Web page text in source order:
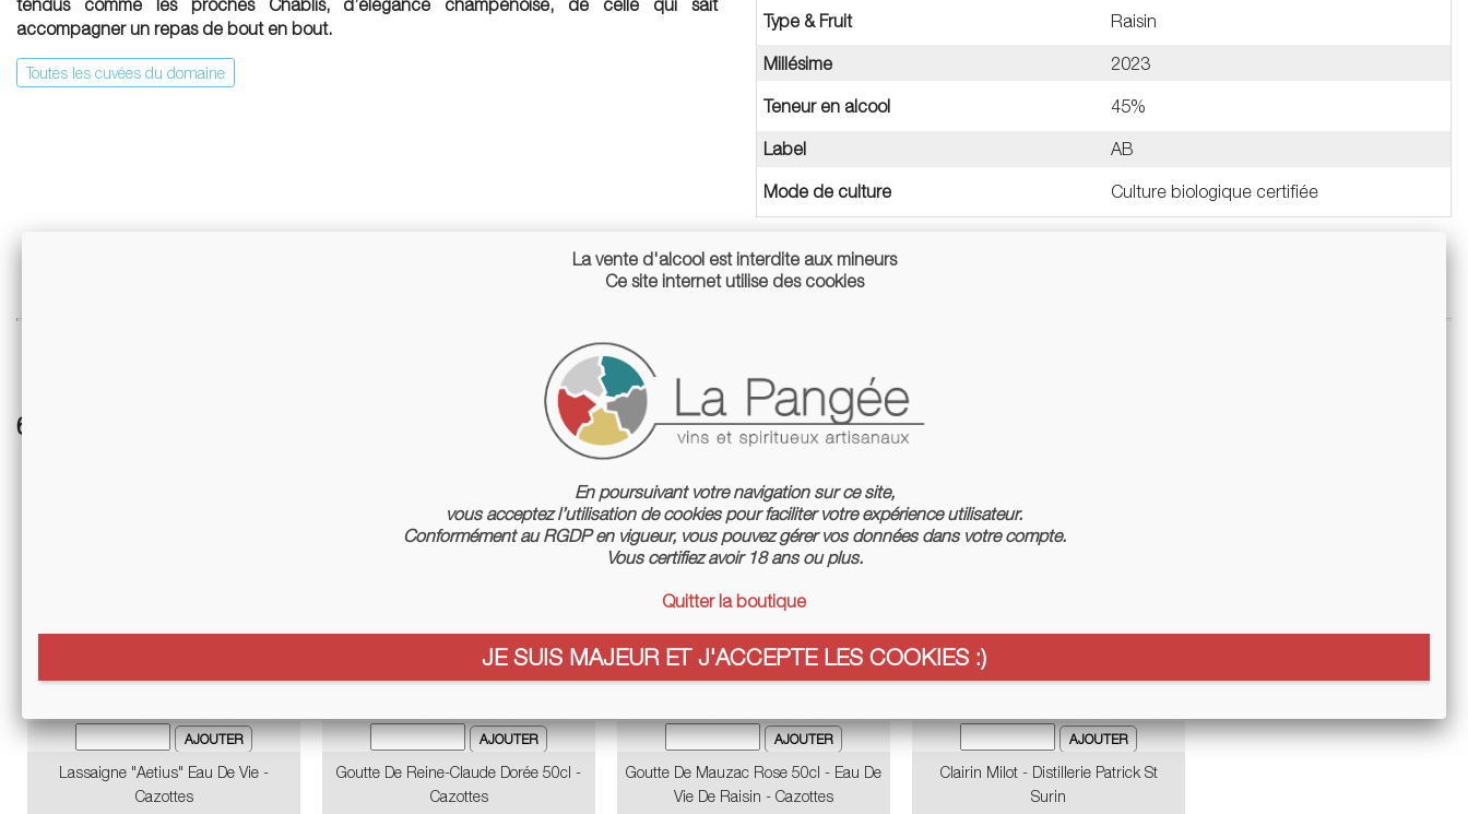
accompagner un repas de bout en bout.
Toutes les cuvées du domaine
Type & Fruit Raisin
Millésime 2023
Teneur en alcool 45%
Label AB
Mode de culture Culture biologique certifiée
6 other products in the same category:
Lassaigne "Aetius" Eau De Vie -
Cazottes
Goutte De Reine-Claude Dorée 50cl -
Cazottes
Goutte De Mauzac Rose 50cl - Eau De
Vie De Raisin - Cazottes
Clairin Milot - Distillerie Patrick St
Surin
La vente d'alcool est interdite aux mineurs
Ce site internet utilise des cookies
En poursuivant votre navigation sur ce site,
vous acceptez l’utilisation de cookies pour faciliter votre expérience utilisateur.
Conformément au RGDP en vigueur, vous pouvez gérer vos données dans votre compte.
Vous certifiez avoir 18 ans ou plus.
Quitter la boutique
JE SUIS MAJEUR ET J'ACCEPTE LES COOKIES :)